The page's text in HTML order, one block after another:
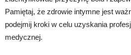
Pamiętaj, że zdrowie intymne jest
podejmij kroki w celu uzyskania
medycznej.